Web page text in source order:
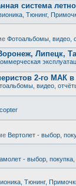
система
Тюнинг,
Фотоальбомы, видео,
Липецк,
2-го МАК в
видео,
Вертолет - выбор,
- выбор, покупка,
Тюнинг,